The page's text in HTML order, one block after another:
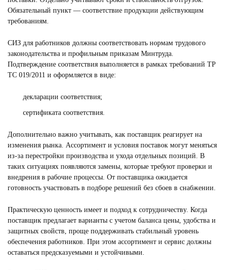
Обязательный пункт — соответствие продукции действующим
требованиям.
СИЗ для работников должны соответствовать нормам трудового
законодательства и профильным приказам Минтруда.
Подтверждение соответствия выполняется в рамках требований ТР
ТС 019/2011 и оформляется в виде:
декларации соответствия;
сертификата соответствия.
Дополнительно важно учитывать, как поставщик реагирует на
изменения рынка. Ассортимент и условия поставок могут меняться
из-за перестройки производства и ухода отдельных позиций. В
таких ситуациях появляются замены, которые требуют проверки и
внедрения в рабочие процессы. От поставщика ожидается
готовность участвовать в подборе решений без сбоев в снабжении.
Практическую ценность имеет и подход к сотрудничеству. Когда
поставщик предлагает варианты с учетом баланса цены, удобства и
защитных свойств, проще поддерживать стабильный уровень
обеспечения работников. При этом ассортимент и сервис должны
оставаться предсказуемыми и устойчивыми.